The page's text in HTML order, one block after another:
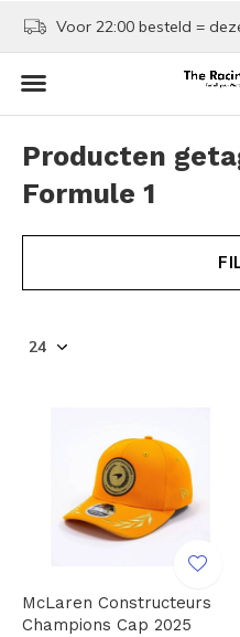
Voor 22:00 besteld = dezelfde
Producten
Formule 1
McLaren Constructeurs
Champions Cap 2025